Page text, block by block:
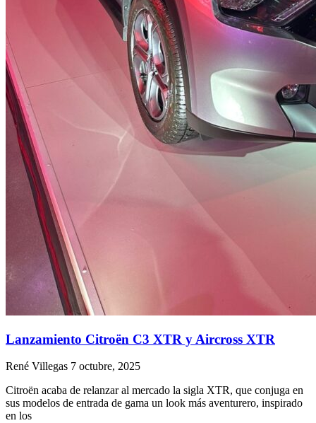
Lanzamiento Citroën C3 XTR y Aircross XTR
René Villegas 7 octubre, 2025
Citroën acaba de relanzar al mercado la sigla XTR, que conjuga en
sus modelos de entrada de gama un look más aventurero, inspirado
en los